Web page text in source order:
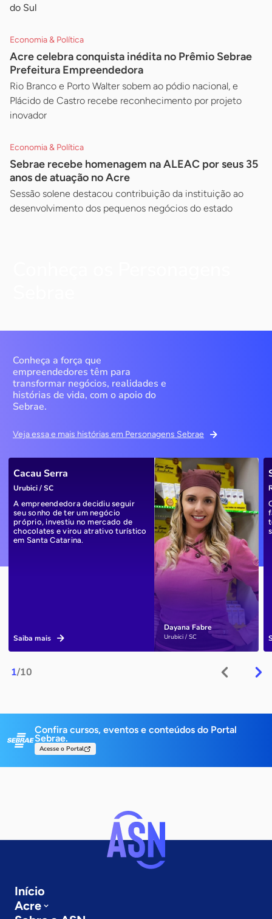
do Sul
Economia & Política
Acre celebra conquista inédita no Prêmio Sebrae
Prefeitura Empreendedora
Rio Branco e Porto Walter sobem ao pódio nacional, e
Plácido de Castro recebe reconhecimento por projeto
inovador
Economia & Política
Sebrae recebe homenagem na ALEAC por seus 35
anos de atuação no Acre
Sessão solene destacou contribuição da instituição ao
desenvolvimento dos pequenos negócios do estado
Conheça a força que
empreendedores têm para
transformar negócios, realidades e
histórias de vida, com o apoio do
Sebrae.
Veja essa e mais histórias em Personagens Sebrae
1/10
Dayana Fabre
Urubici / SC
Cacau Serra
Urubici / SC
A empreendedora decidiu seguir
seu sonho de ter um negócio
próprio, investiu no mercado de
chocolates e virou atrativo turístico
em Santa Catarina.
Saiba mais
Confira cursos, eventos e conteúdos do Portal
Sebrae.
Acesse o Portal
Início
Acre